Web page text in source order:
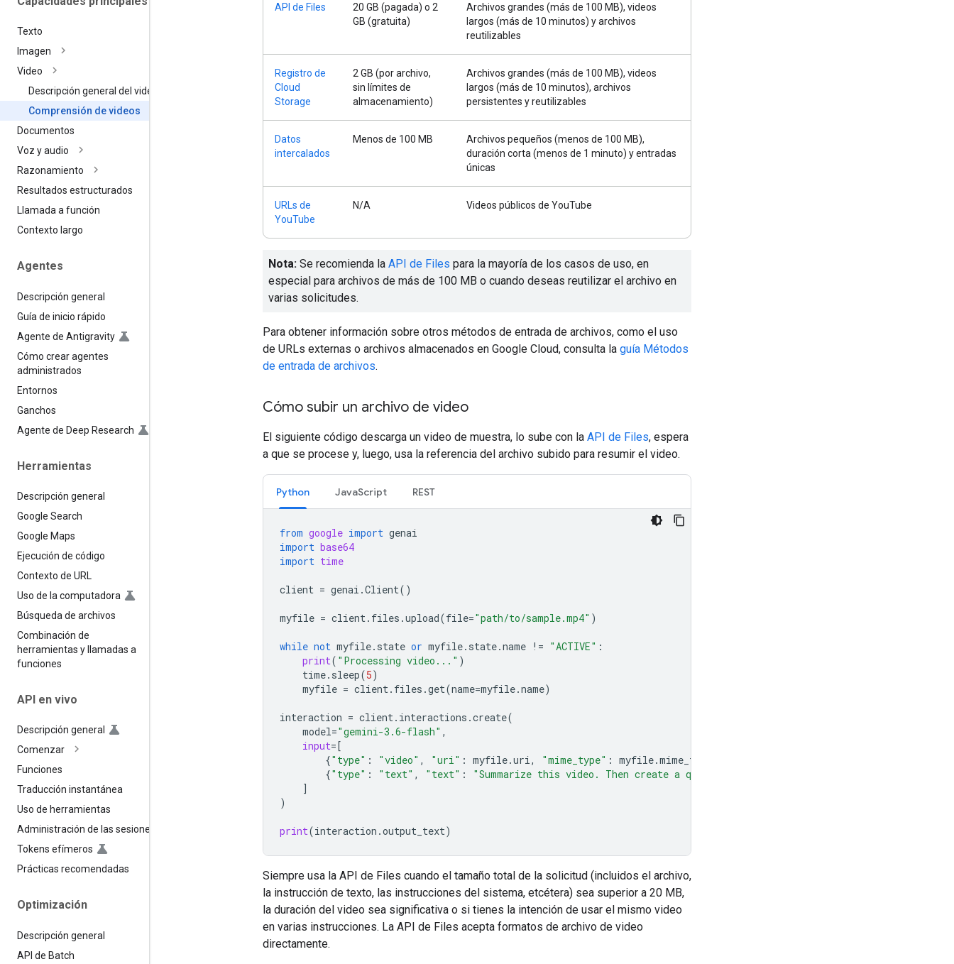
Texto
Imagen
Video
Descripción general del video
Comprensión de videos
Documentos
Voz y audio
Razonamiento
Resultados estructurados
Llamada a función
Contexto largo
Agentes
Descripción general
Guía de inicio rápido
Agente de Antigravity
Cómo crear agentes
administrados
Entornos
Ganchos
Agente de Deep Research
Herramientas
Descripción general
Google Search
Google Maps
Ejecución de código
Contexto de URL
Uso de la computadora
Búsqueda de archivos
Combinación de
herramientas y llamadas a
funciones
API en vivo
Descripción general
Comenzar
Funciones
Traducción instantánea
Uso de herramientas
Administración de las sesiones
Tokens efímeros
Prácticas recomendadas
Optimización
Descripción general
API de Batch
API de Files
20 GB (pagada) o 2
GB (gratuita)
Archivos grandes (más de 100 MB), videos
largos (más de 10 minutos) y archivos
reutilizables
Registro de
Cloud
Storage
2 GB (por archivo,
sin límites de
almacenamiento)
Archivos grandes (más de 100 MB), videos
largos (más de 10 minutos), archivos
persistentes y reutilizables
Datos
intercalados
Menos de 100 MB
Archivos pequeños (menos de 100 MB),
duración corta (menos de 1 minuto) y entradas
únicas
URLs de
YouTube
N/A Videos públicos de YouTube
Nota: Se recomienda la API de Files para la mayoría de los casos de uso, en
especial para archivos de más de 100 MB o cuando deseas reutilizar el archivo en
varias solicitudes.
Para obtener información sobre otros métodos de entrada de archivos, como el uso
de URLs externas o archivos almacenados en Google Cloud, consulta la guía Métodos
de entrada de archivos.
Cómo subir un archivo de video
El siguiente código descarga un video de muestra, lo sube con la API de Files, espera
a que se procese y, luego, usa la referencia del archivo subido para resumir el video.
Python JavaScript REST
from google import genai
import base64
import time
client = genai .Client()
myfile = client. files .upload(file="path/to/sample.mp4" )
while not myfile. state or myfile. state.name != "ACTIVE" :
print( "Processing video..." )
time. sleep(5)
myfile = client. files .get(name=myfile.name)
interaction = client. interactions .create(
model="gemini-3.6-flash" ,
input=[
{"type" : "video" , "uri" : myfile.uri, "mime_type" : myfile.mime_type
{"type" : "text" , "text" :
"Summarize this video. Then create a quiz with an answer key based on the
]
)
print(interaction .output_text)
Siempre usa la API de Files cuando el tamaño total de la solicitud (incluidos el archivo,
la instrucción de texto, las instrucciones del sistema, etcétera) sea superior a 20 MB,
la duración del video sea significativa o si tienes la intención de usar el mismo video
en varias instrucciones. La API de Files acepta formatos de archivo de video
directamente.